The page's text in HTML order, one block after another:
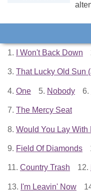
1. I Won't Back Down
3. That Lucky Old Sun
4. One 5. Nobody 6.
7. The Mercy Seat
8. Would You Lay With
9. Field Of Diamonds
11. Country Trash 12.
13. I'm Leavin' Now